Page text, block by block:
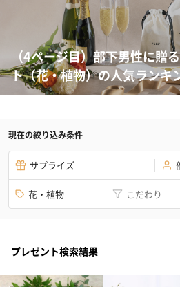
（4ページ目）部下男性に贈
ト（花・植物）の人気ランキ
現在の絞り込み条件
サプライズ
花・植物 こだわり
プレゼント検索結果